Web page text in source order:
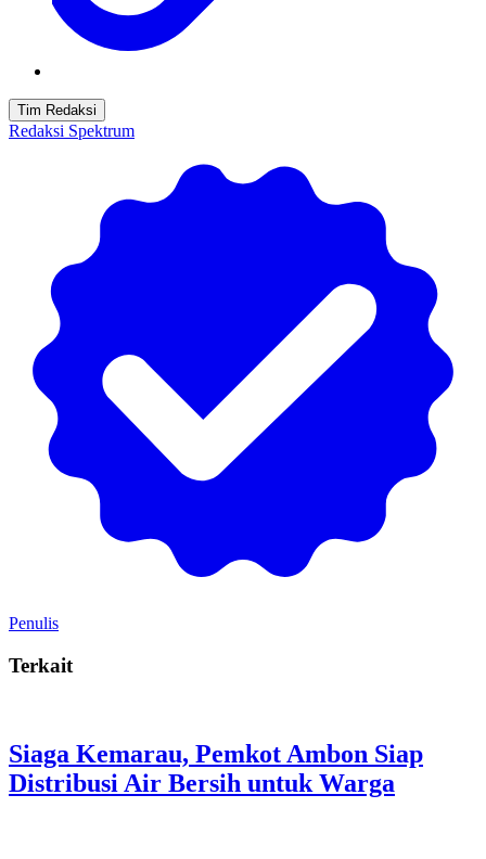
Tim Redaksi
Redaksi Spektrum
Penulis
Terkait
Siaga Kemarau, Pemkot Ambon Siap
Distribusi Air Bersih untuk Warga